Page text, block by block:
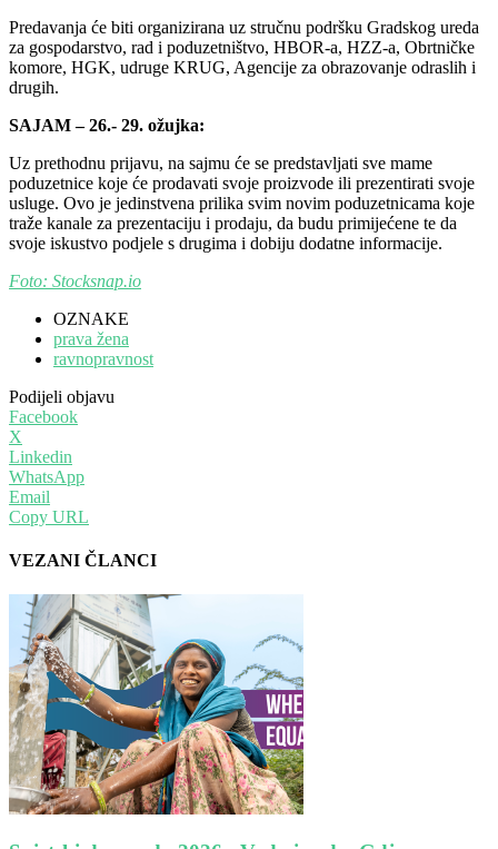
Predavanja će biti organizirana uz stručnu podršku Gradskog ureda
za gospodarstvo, rad i poduzetništvo, HBOR-a, HZZ-a, Obrtničke
komore, HGK, udruge KRUG, Agencije za obrazovanje odraslih i
drugih.
SAJAM – 26.- 29. ožujka:
Uz prethodnu prijavu, na sajmu će se predstavljati sve mame
poduzetnice koje će prodavati svoje proizvode ili prezentirati svoje
usluge. Ovo je jedinstvena prilika svim novim poduzetnicama koje
traže kanale za prezentaciju i prodaju, da budu primijećene te da
svoje iskustvo podjele s drugima i dobiju dodatne informacije.
Foto: Stocksnap.io
OZNAKE
prava žena
ravnopravnost
Podijeli objavu
Facebook
X
Linkedin
WhatsApp
Email
Copy URL
VEZANI ČLANCI